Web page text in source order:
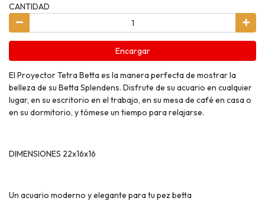
CANTIDAD
Encargar
El Proyector Tetra Betta es la manera perfecta de mostrar la
belleza de su Betta Splendens. Disfrute de su acuario en cualquier
lugar, en su escritorio en el trabajo, en su mesa de café en casa o
en su dormitorio, y tómese un tiempo para relajarse.
DIMENSIONES 22x16x16
Un acuario moderno y elegante para tu pez betta